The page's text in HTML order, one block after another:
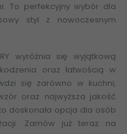
To perfekcyjny wybór dla
styl z nowoczesnym
wyróżnia się wyjątkową
oraz łatwością w
się zarówno w kuchni,
oraz najwyższa jakość
doskonała opcja dla osób
Zamów już teraz na